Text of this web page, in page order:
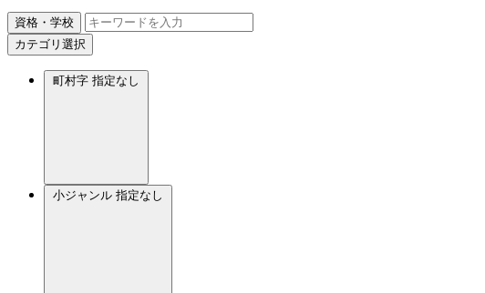
資格・学校
カテゴリ選択
町村字 指定なし
小ジャンル 指定なし